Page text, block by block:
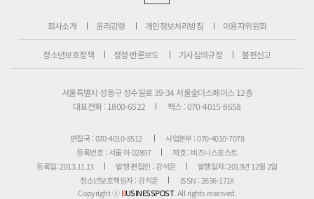
회사소개 윤리강령 개인정보처리방침 이용자위원회
청소년보호정책 정정·반론보도 기사심의규정 불편신고
서울특별시 성동구 성수일로 39-34 서울숲더스페이스 12층
대표전화 : 1800-6522
팩스 : 070-4015-8658
편집국 : 070-4010-8512
사업본부 : 070-4010-7078
등록번호 : 서울 아 02897
제호 : 비즈니스포스트
등록일: 2013.11.13
발행·편집인 : 강석운
발행일자: 2013년 12월 2일
청소년보호책임자 : 강석운
ISSN : 2636-171X
Copyright ⓒBUSINESSPOST. All rights reserved.